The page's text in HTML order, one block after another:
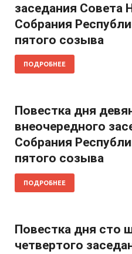
заседания Совета
Собрания
пятого созыва
ПОДРОБНЕЕ
Повестка дня
внеочередного
Собрания
пятого созыва
ПОДРОБНЕЕ
Повестка дня сто
четвертого